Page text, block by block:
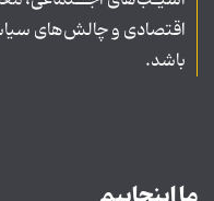
اقتصادی و چالش‌های
باشد.